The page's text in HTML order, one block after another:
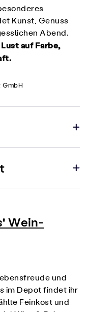
Kunst, Genuss
Abend.
auf Farbe,
Wein-
und
im Depot findet ihr
Feinkost und